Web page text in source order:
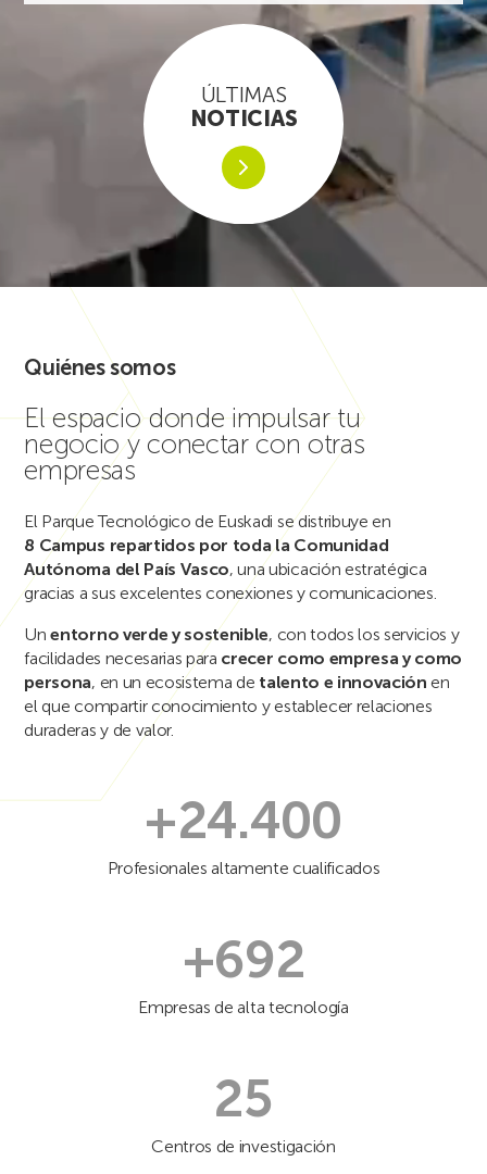
ÚLTIMAS
NOTICIAS
noticias
Quiénes somos
El espacio donde impulsar tu
negocio y conectar con otras
empresas
El Parque Tecnológico de Euskadi se distribuye en
8 Campus repartidos por toda la Comunidad
Autónoma del País Vasco, una ubicación estratégica
gracias a sus excelentes conexiones y comunicaciones.
Unentorno verde y sostenible, con todos los servicios y
facilidades necesarias para crecer como empresa y como
persona, en un ecosistema de talento e innovación en
el que compartir conocimiento y establecer relaciones
duraderas y de valor.
+24.400
Profesionales altamente cualificados
+692
Empresas de alta tecnología
25
Centros de investigación